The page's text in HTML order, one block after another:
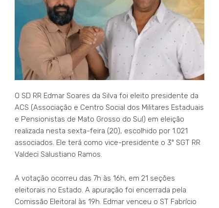
O SD RR Edmar Soares da Silva foi eleito presidente da
ACS (Associação e Centro Social dos Militares Estaduais
e Pensionistas de Mato Grosso do Sul) em eleição
realizada nesta sexta-feira (20), escolhido por 1.021
associados. Ele terá como vice-presidente o 3º SGT RR
Valdeci Salustiano Ramos.
A votação ocorreu das 7h às 16h, em 21 seções
eleitorais no Estado. A apuração foi encerrada pela
Comissão Eleitoral às 19h. Edmar venceu o ST Fabrício